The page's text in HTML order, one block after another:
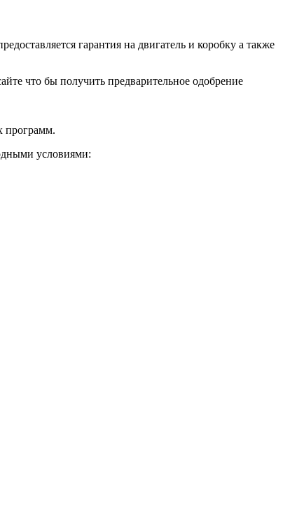
гарантия на двигатель и коробку а также
что бы получить предварительное одобрение
программ.
условиями: